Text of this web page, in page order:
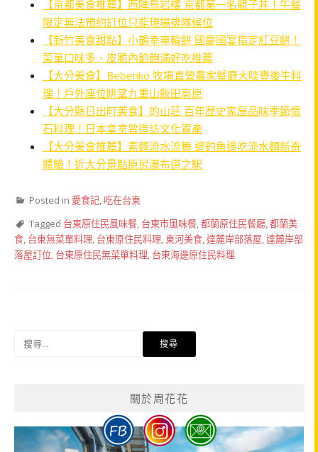
【京都美食推薦】西陣鳥岩樓 京都第一名親子丼！午餐
限定無法預約訂位只能現場排隊候位
【新竹美食甜點】小鵲幸車輪餅 國慶國宴指定紅豆餅！
菜單口味多、皮脆內餡飽滿好吃推薦
【大分美食】Bebenko 牧場直營農家餐廳大啖豐後牛料
理！戶外座位眺望九重山飯田高原
【大分縣日出町美食】的山莊 百年歷史家屋品味季節懷
石料理！日本皇室曾造訪文化資產
【大分美食推薦】素麵流水流舞 邊釣魚邊吃流水麵新奇
體驗！近大分景點原尻瀑布道之駅
Posted in 愛食記, 吃在台東
Tagged 台東原住民風味餐, 台東市風味餐,都蘭原住民餐廳,都蘭美
食, 台東無菜單料理, 台東原住民料理, 東河美食,達麓岸部落屋,達麓岸部
落屋訂位, 台東原住民無菜單料理, 台東海邊原住民料理
關於周花花